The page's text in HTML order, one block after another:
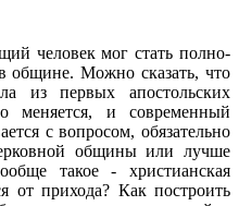
человек мог стать полно­
общине. Можно сказать, что
из первых апостольских
меняется, и современный
с вопросом, обязательно
общины или лучше
такое - христианская
от прихода? Как построить